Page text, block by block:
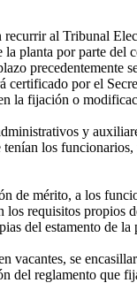
al Tribunal
planta por parte
certificado por el
fijación o
y
los
mérito, a los
requisitos propios
del estamento de la
se
del reglamento que